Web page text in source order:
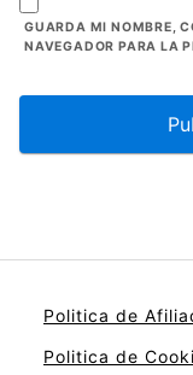
GUARDA MI NOMBRE,
NAVEGADOR PARA LA
Politica de
Politica de